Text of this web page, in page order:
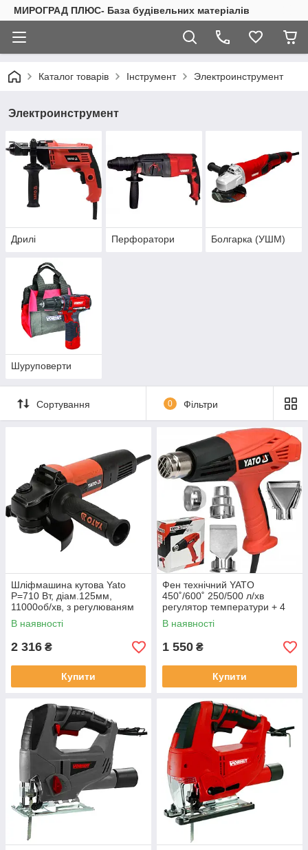
МИРОГРАД ПЛЮС- База будівельних матеріалів
Каталог товарів Інструмент Электроинструмент
Электроинструмент
Дрилі Перфоратори Болгарка (УШМ)
Шуруповерти
Сортування 0 Фільтри
Шліфмашина кутова Yato
P=710 Вт, діам.125мм,
11000об/хв, з регулюваням
обертів
В наявності
2 316 ₴
Купити
Фен технічний YATO
450˚/600˚ 250/500 л/хв
регулятор температури + 4
насадки
В наявності
1 550 ₴
Купити